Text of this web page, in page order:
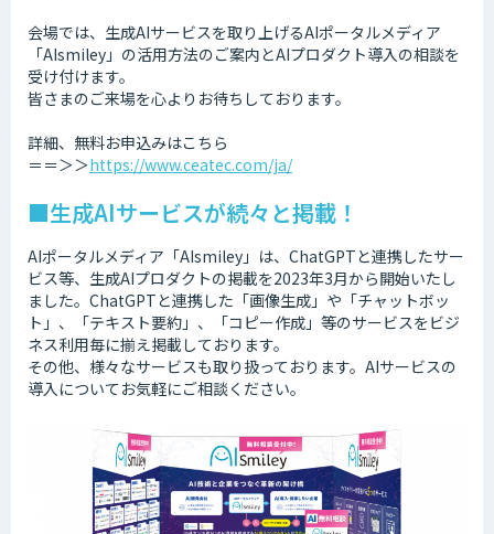
会場では、生成AIサービスを取り上げるAIポータルメディア
「AIsmiley」の活用方法のご案内とAIプロダクト導入の相談を
受け付けます。
皆さまのご来場を心よりお待ちしております。
詳細、無料お申込みはこちら
＝＝＞＞https://www.ceatec.com/ja/
■生成AIサービスが続々と掲載！
AIポータルメディア「AIsmiley」は、ChatGPTと連携したサー
ビス等、生成AIプロダクトの掲載を2023年3月から開始いたし
ました。ChatGPTと連携した「画像生成」や「チャットボッ
ト」、「テキスト要約」、「コピー作成」等のサービスをビジ
ネス利用毎に揃え掲載しております。
その他、様々なサービスも取り扱っております。AIサービスの
導入についてお気軽にご相談ください。